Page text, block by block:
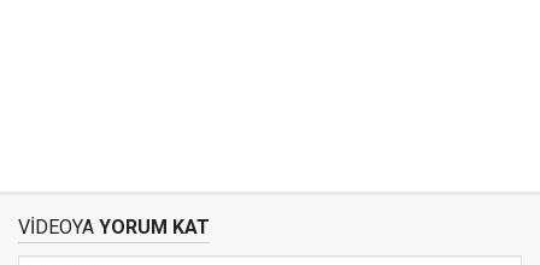
VİDEOYA YORUM KAT